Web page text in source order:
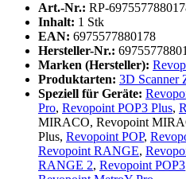
Art.-Nr.: RP-
Inhalt: 1 Stk
EAN: 6975577880178
Hersteller-Nr.:
Marken (Hersteller):
Produktarten: 3D Scanner
Speziell für Geräte:
Pro, Revopoint POP3 Plus,
MIRACO, Revopoint
Plus, Revopoint POP,
Revopoint RANGE,
RANGE 2, Revopoint POP3